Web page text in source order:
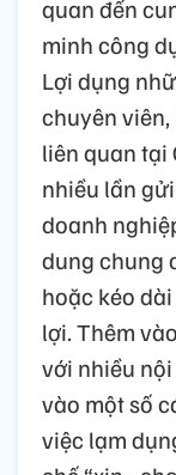
quan đến
minh công
Lợi dụng
chuyên
liên quan tại
nhiều lần
doanh
dung chung
hoặc kéo
lợi. Thêm
với nhiều
vào một số
việc lạm